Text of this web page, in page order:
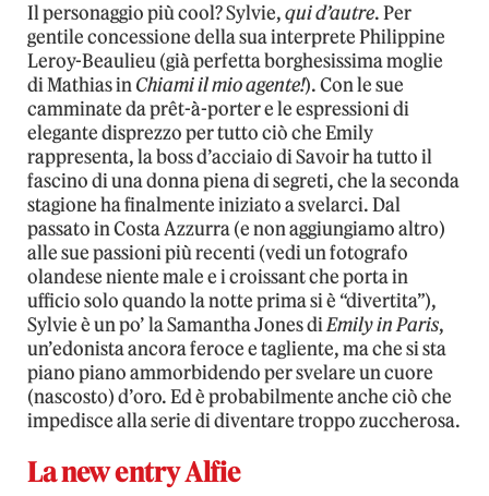
Il personaggio più cool? Sylvie,qui d’autre. Per
gentile concessione della sua interprete Philippine
Leroy-Beaulieu (già perfetta borghesissima moglie
di Mathias inChiami il mio agente!). Con le sue
camminate da prêt-à-porter e le espressioni di
elegante disprezzo per tutto ciò che Emily
rappresenta, la boss d’acciaio di Savoir ha tutto il
fascino di una donna piena di segreti, che la seconda
stagione ha finalmente iniziato a svelarci. Dal
passato in Costa Azzurra (e non aggiungiamo altro)
alle sue passioni più recenti (vedi un fotografo
olandese niente male e i croissant che porta in
ufficio solo quando la notte prima si è “divertita”),
Sylvie è un po’ la Samantha Jones diEmily in Paris,
un’edonista ancora feroce e tagliente, ma che si sta
piano piano ammorbidendo per svelare un cuore
(nascosto) d’oro. Ed è probabilmente anche ciò che
impedisce alla serie di diventare troppo zuccherosa.
La new entry Alfie